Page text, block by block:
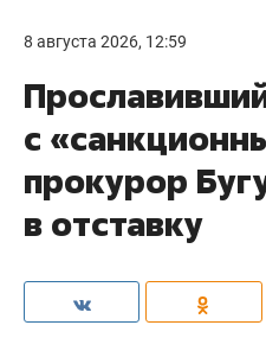
8 августа 2026, 12:59
с
прокурор
в отставку